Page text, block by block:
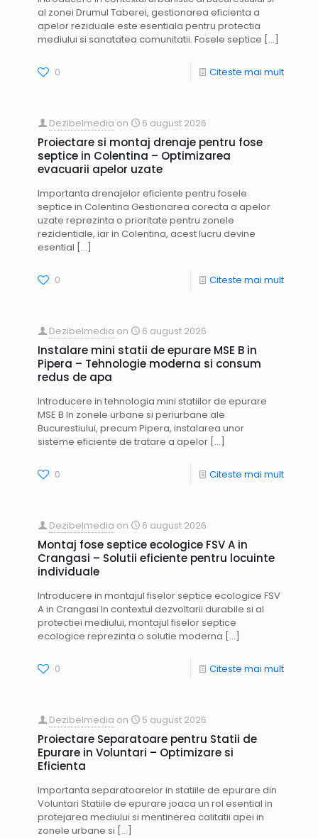
al zonei Drumul Taberei, gestionarea eficienta a
apelor reziduale este esentiala pentru protectia
mediului si sanatatea comunitatii. Fosele septice […]
0 Citeste mai mult
Dezibelmedia on 6 august 2026
Proiectare si montaj drenaje pentru fose
septice in Colentina – Optimizarea
evacuarii apelor uzate
Importanta drenajelor eficiente pentru fosele
septice in Colentina Gestionarea corecta a apelor
uzate reprezinta o prioritate pentru zonele
rezidentiale, iar in Colentina, acest lucru devine
esential […]
0 Citeste mai mult
Dezibelmedia on 6 august 2026
Instalare mini statii de epurare MSE B in
Pipera – Tehnologie moderna si consum
redus de apa
Introducere in tehnologia mini statiilor de epurare
MSE B In zonele urbane si periurbane ale
Bucurestiului, precum Pipera, instalarea unor
sisteme eficiente de tratare a apelor […]
0 Citeste mai mult
Dezibelmedia on 6 august 2026
Montaj fose septice ecologice FSV A in
Crangasi – Solutii eficiente pentru locuinte
individuale
Introducere in montajul fiselor septice ecologice FSV
A in Crangasi In contextul dezvoltarii durabile si al
protectiei mediului, montajul fiselor septice
ecologice reprezinta o solutie moderna […]
0 Citeste mai mult
Dezibelmedia on 5 august 2026
Proiectare Separatoare pentru Statii de
Epurare in Voluntari – Optimizare si
Eficienta
Importanta separatoarelor in statiile de epurare din
Voluntari Statiile de epurare joaca un rol esential in
protejarea mediului si mentinerea calitatii apei in
zonele urbane si […]